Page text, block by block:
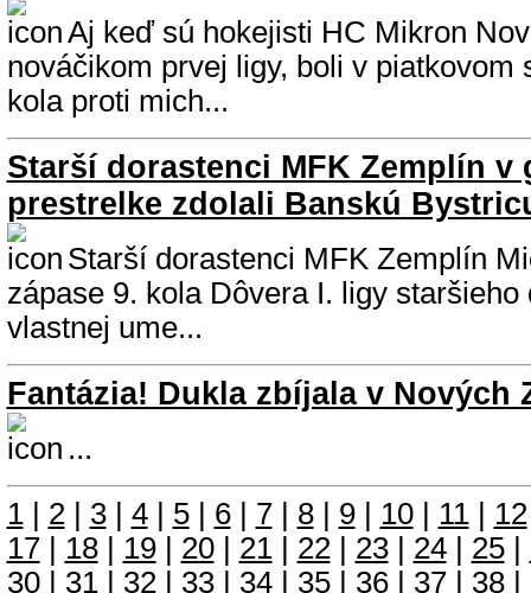
Aj keď sú hokejisti HC Mikron
nováčikom prvej ligy, boli v piatkovom
kola proti mich...
Starší dorastenci MFK Zemplín v
prestrelke zdolali Banskú
Starší dorastenci MFK Zemplín
zápase 9. kola Dôvera I. ligy staršieho
vlastnej ume...
Fantázia! Dukla zbíjala v Nových
...
1| 2| 3| 4| 5| 6| 7| 8| 9| 10| 11| 12
17| 18| 19| 20| 21| 22| 23| 24| 25|
30| 31| 32| 33| 34| 35| 36| 37| 38|